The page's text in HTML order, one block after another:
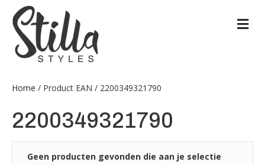
Home / Product EAN / 2200349321790
2200349321790
Geen producten gevonden die aan je selectie